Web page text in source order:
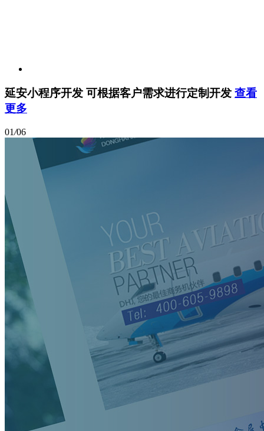
延安小程序开发 可根据客户需求进行定制开发 查看
更多
01/06